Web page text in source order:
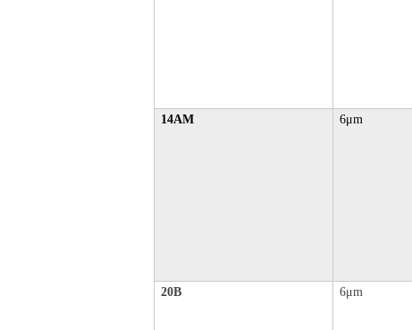
14AM
6μm
20B
6μm